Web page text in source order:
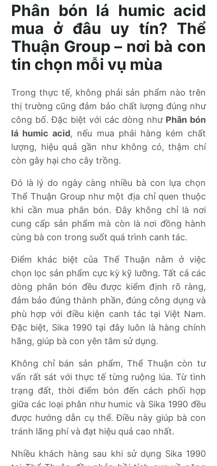
Phân bón lá humic acid
mua ở đâu uy tín? Thể
Thuận Group – nơi bà con
tin chọn mỗi vụ mùa
Trong thực tế, không phải sản phẩm nào trên
thị trường cũng đảm bảo chất lượng đúng như
công bố. Đặc biệt với các dòng như Phân bón
lá humic acid, nếu mua phải hàng kém chất
lượng, hiệu quả gần như không có, thậm chí
còn gây hại cho cây trồng.
Đó là lý do ngày càng nhiều bà con lựa chọn
Thể Thuận Group như một địa chỉ quen thuộc
khi cần mua phân bón. Đây không chỉ là nơi
cung cấp sản phẩm mà còn là nơi đồng hành
cùng bà con trong suốt quá trình canh tác.
Điểm khác biệt của Thể Thuận nằm ở việc
chọn lọc sản phẩm cực kỳ kỹ lưỡng. Tất cả các
dòng phân bón đều được kiểm định rõ ràng,
đảm bảo đúng thành phần, đúng công dụng và
phù hợp với điều kiện canh tác tại Việt Nam.
Đặc biệt, Sika 1990 tại đây luôn là hàng chính
hãng, giúp bà con yên tâm sử dụng.
Không chỉ bán sản phẩm, Thể Thuận còn tư
vấn rất sát với thực tế từng ruộng lúa. Từ tình
trạng đất, thời điểm bón đến cách phối hợp
giữa các loại phân như humic và Sika 1990 đều
được hướng dẫn cụ thể. Điều này giúp bà con
tránh lãng phí và đạt hiệu quả cao nhất.
Nhiều khách hàng sau khi sử dụng Sika 1990